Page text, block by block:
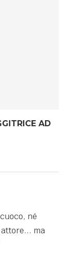
AD
né
ma